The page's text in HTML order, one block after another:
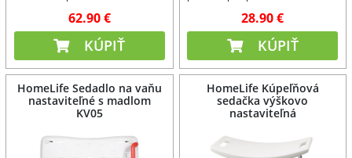
62.90 €
KÚPIŤ
28.90 €
KÚPIŤ
HomeLife Sedadlo na vaňu
nastaviteľné s madlom
KV05
HomeLife Kúpeľňová
sedačka výškovo
nastaviteľná